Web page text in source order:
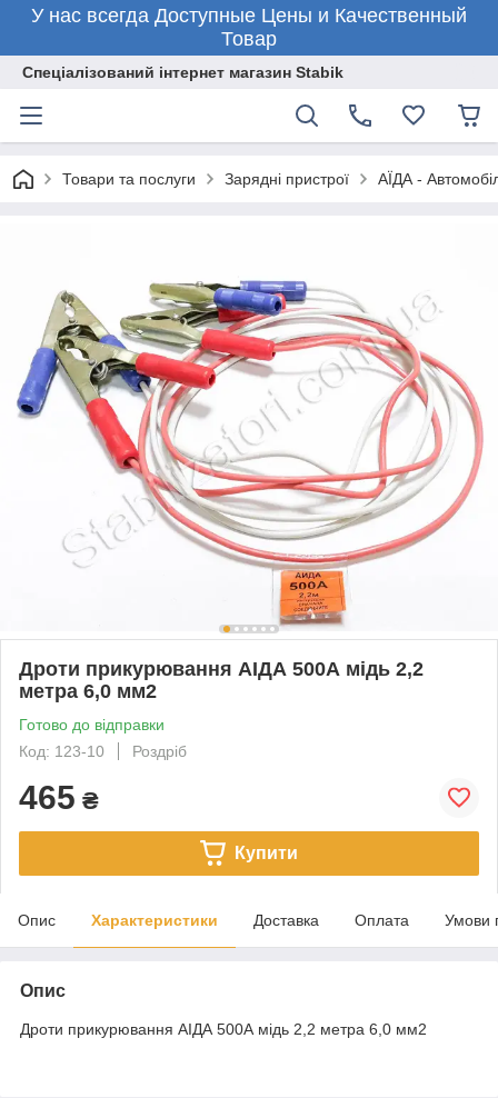
У нас всегда Доступные Цены и Качественный
Товар
Спеціалізований інтернет магазин Stabik
Товари та послуги Зарядні пристрої АЇДА -
Дроти прикурювання АІДА 500А мідь 2,2
метра 6,0 мм2
Готово до відправки
Код: 123-10
Роздріб
465 ₴
Купити
Опис Характеристики Доставка Оплата Умови
Опис
Дроти прикурювання АІДА 500А мідь 2,2 метра 6,0 мм2